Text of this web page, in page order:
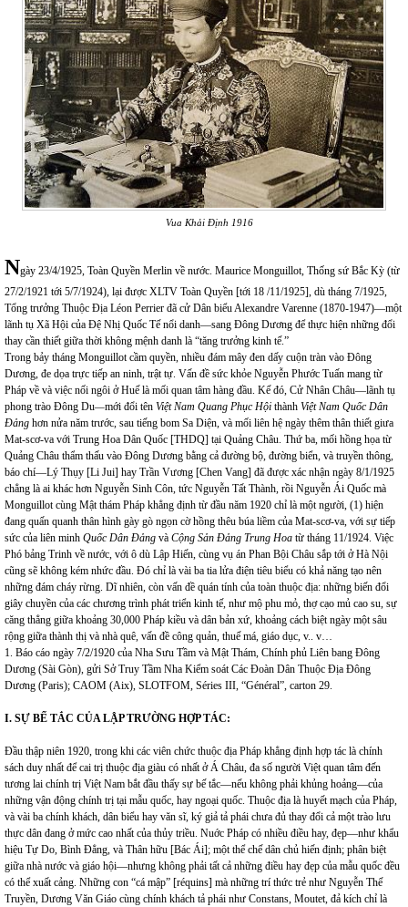
Vua Khải Định 1916
Ngày 23/4/1925, Toàn Quyền Merlin về nước. Maurice Monguillot, Thống sứ Bắc Kỳ (từ
27/2/1921 tới 5/7/1924), lại được XLTV Toàn Quyền [tới 18 /11/1925], dù tháng 7/1925,
Tổng trưởng Thuộc Địa Léon Perrier đã cử Dân biểu Alexandre Varenne (1870-1947)—một
lãnh tụ Xã Hội của Đệ Nhị Quốc Tế nổi danh—sang Đông Dương để thực hiện những đổi
thay cần thiết giữa thời không mệnh danh là “tăng trưởng kinh tế.”
Trong bảy tháng Monguillot cầm quyền, nhiều đám mây đen dấy cuộn tràn vào Đông
Dương, đe dọa trực tiếp an ninh, trật tự. Vấn đề sức khỏe Nguyễn Phước Tuấn mang từ
Pháp về và việc nối ngôi ở Huế là mối quan tâm hàng đầu. Kế đó, Cử Nhân Châu—lãnh tụ
phong trào Đông Du—mới đổi tên Việt Nam Quang Phục Hội thành Việt Nam Quốc Dân
Đảng hơn nửa năm trước, sau tiếng bom Sa Diện, và mối liên hệ ngày thêm thân thiết giưa
Mat-scơ-va với Trung Hoa Dân Quốc [THDQ] tại Quảng Châu. Thứ ba, mối hồng họa từ
Quảng Châu thẩm thấu vào Đông Dương bằng cả đường bộ, đường biển, và truyền thông,
báo chí—Lý Thụy [Li Jui] hay Trần Vương [Chen Vang] đã được xác nhận ngày 8/1/1925
chẳng là ai khác hơn Nguyễn Sinh Côn, tức Nguyễn Tất Thành, rồi Nguyễn Ái Quốc mà
Monguillot cùng Mật thám Pháp khẳng định từ đầu năm 1920 chỉ là một người, (1) hiện
đang quấn quanh thân hình gày gò ngọn cờ hồng thêu búa liềm của Mat-scơ-va, với sự tiếp
sức của liên minh Quốc Dân Đảng và Cộng Sản Đảng Trung Hoa từ tháng 11/1924. Việc
Phó bảng Trinh về nước, với ô dù Lập Hiến, cùng vụ án Phan Bội Châu sắp tới ở Hà Nội
cũng sẽ không kém nhức đầu. Đó chỉ là vài ba tia lửa điện tiêu biểu có khả năng tạo nên
những đám cháy rừng. Dĩ nhiên, còn vấn đề quán tính của toàn thuộc địa: những biến đổi
giây chuyền của các chương trình phát triển kinh tế, như mộ phu mỏ, thợ cạo mủ cao su, sự
căng thẳng giữa khoảng 30,000 Pháp kiều và dân bản xứ, khoảng cách biệt ngày một sâu
rộng giữa thành thị và nhà quê, vấn đề công quản, thuế má, giáo dục, v.. v…
1. Báo cáo ngày 7/2/1920 của Nha Sưu Tầm và Mật Thám, Chính phủ Liên bang Đông
Dương (Sài Gòn), gửi Sở Truy Tầm Nha Kiểm soát Các Đoàn Dân Thuộc Địa Đông
Dương (Paris); CAOM (Aix), SLOTFOM, Séries III, “Général”, carton 29.
I. SỰ BẾ TẮC CỦA LẬP TRƯỜNG HỢP TÁC:
Đầu thập niên 1920, trong khi các viên chức thuộc địa Pháp khẳng định hợp tác là chính
sách duy nhất để cai trị thuộc địa giàu có nhất ở Á Châu, đa số người Việt quan tâm đến
tương lai chính trị Việt Nam bắt đầu thấy sự bế tắc—nếu không phải khủng hoảng—của
những vận động chính trị tại mẫu quốc, hay ngoại quốc. Thuộc địa là huyết mạch của Pháp,
và vài ba chính khách, dân biểu hay văn sĩ, ký giả tả phái chưa đủ thay đổi cả một trào lưu
thực dân đang ở mức cao nhất của thủy triều. Nuớc Pháp có nhiều điều hay, đẹp—như khẩu
hiệu Tự Do, Bình Đẳng, và Thân hữu [Bác Ái]; một thể chế dân chủ hiến định; phân biệt
giữa nhà nước và giáo hội—nhưng không phải tất cả những điều hay đẹp của mẫu quốc đều
có thể xuất cảng. Những con “cá mập” [réquins] mà những trí thức trẻ như Nguyễn Thế
Truyền, Dương Văn Giáo cùng chính khách tả phái như Constans, Moutet, đả kích chỉ là